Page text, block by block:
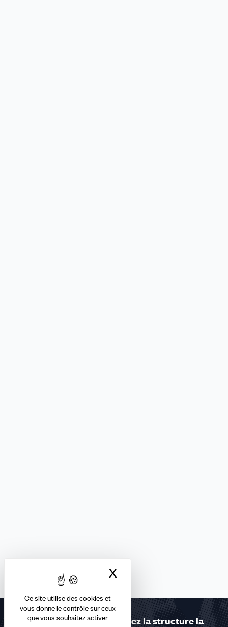
Ce site utilise des cookies et
vous donne le contrôle sur ceux
que vous souhaitez activer
X
Contactez-nous ou trouvez la structure la